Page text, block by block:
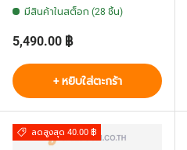
มีสินค้าในสต็อก (28 ชิ้น)
ราคาปกติ
5,490.00 ฿
+ หยิบใส่ตะกร้า
ลดสูงสุด 40.00 ฿